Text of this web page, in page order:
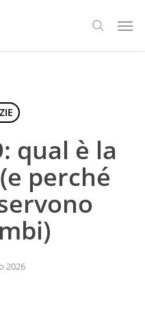
ricerca
qual è la
perché
2026